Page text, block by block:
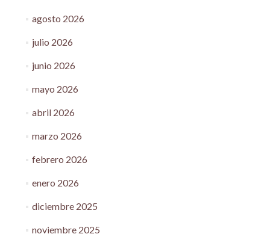
agosto 2026
julio 2026
junio 2026
mayo 2026
abril 2026
marzo 2026
febrero 2026
enero 2026
diciembre 2025
noviembre 2025